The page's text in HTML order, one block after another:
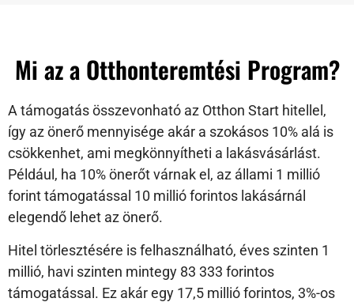
Mi az a Otthonteremtési Program?
A támogatás összevonható az Otthon Start hitellel,
így az önerő mennyisége akár a szokásos 10% alá is
csökkenhet, ami megkönnyítheti a lakásvásárlást.
Például, ha 10% önerőt várnak el, az állami 1 millió
forint támogatással 10 millió forintos lakásárnál
elegendő lehet az önerő.
Hitel törlesztésére is felhasználható, éves szinten 1
millió, havi szinten mintegy 83 333 forintos
támogatással. Ez akár egy 17,5 millió forintos, 3%-os